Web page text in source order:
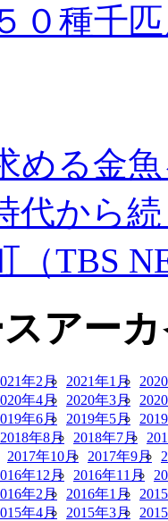
０種千
める金
から
（TBS
アー
年2月 2021年1月
年4月 2020年3月
年6月 2019年5月
2018年8月 2018年7月
2017年10月 2017年9月
年12月 2016年11月
年2月 2016年1月
年4月 2015年3月